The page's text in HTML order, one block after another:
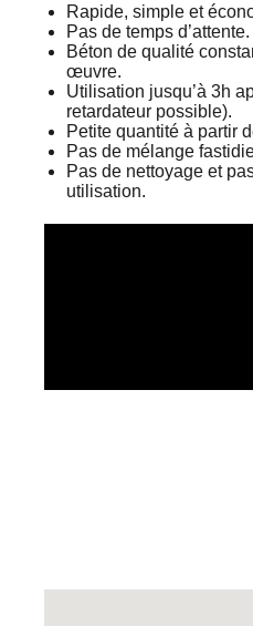
Rapide, simple et
Pas de temps d’attente.
Béton de qualité
œuvre.
Utilisation jusqu’à 3h
retardateur possible).
Petite quantité à partir
Pas de mélange
Pas de nettoyage et
utilisation.